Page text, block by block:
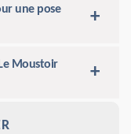
une pose
Moustoir